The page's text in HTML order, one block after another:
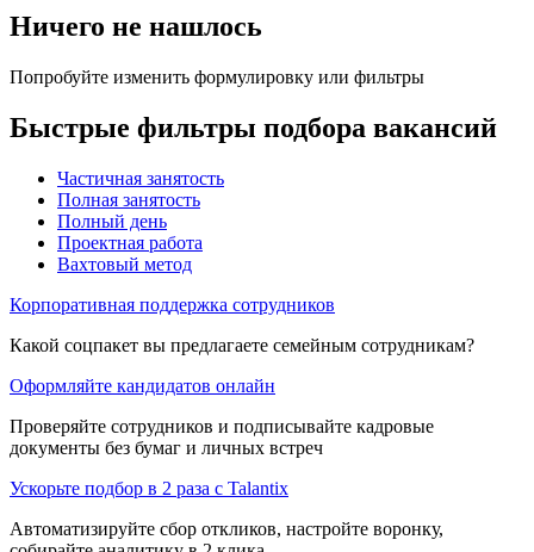
Ничего не нашлось
Попробуйте изменить формулировку или фильтры
Быстрые фильтры подбора вакансий
Частичная занятость
Полная занятость
Полный день
Проектная работа
Вахтовый метод
Корпоративная поддержка сотрудников
Какой соцпакет вы предлагаете семейным сотрудникам?
Оформляйте кандидатов онлайн
Проверяйте сотрудников и подписывайте кадровые
документы без бумаг и личных встреч
Ускорьте подбор в 2 раза с Talantix
Автоматизируйте сбор откликов, настройте воронку,